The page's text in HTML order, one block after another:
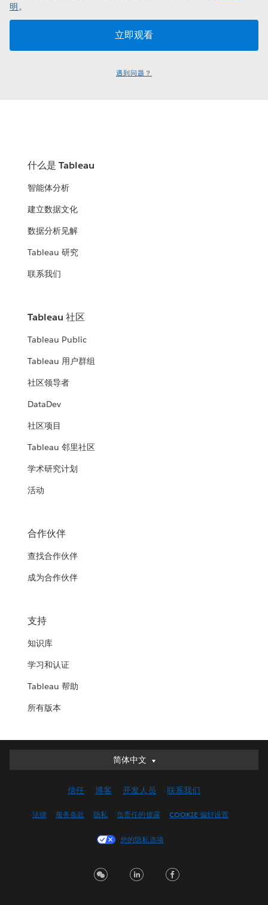
明。
遇到问题？
什么是 Tableau
智能体分析
建立数据文化
数据分析见解
Tableau 研究
联系我们
Tableau 社区
Tableau Public
Tableau 用户群组
社区领导者
DataDev
社区项目
Tableau 邻里社区
学术研究计划
活动
合作伙伴
查找合作伙伴
成为合作伙伴
支持
知识库
学习和认证
Tableau 帮助
所有版本
简体中文
简体中文
English (UK)
Français (Canada)
Italiano
信任 博客 开发人员 联系我们
法律 服务条款 隐私 负责任的披露 COOKIE 偏好设置
您的隐私选项